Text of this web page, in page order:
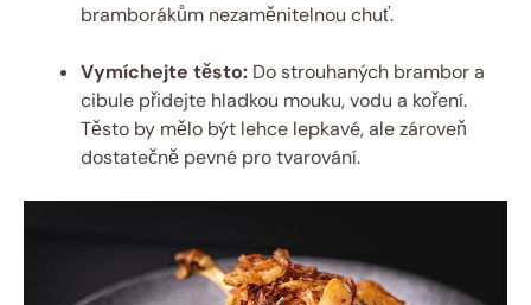
bramborákům nezaměnitelnou chuť.
Vymíchejte těsto: Do strouhaných brambor a
cibule přidejte hladkou mouku, vodu a koření.
Těsto by mělo být lehce lepkavé, ale zároveň
dostatečně pevné pro tvarování.